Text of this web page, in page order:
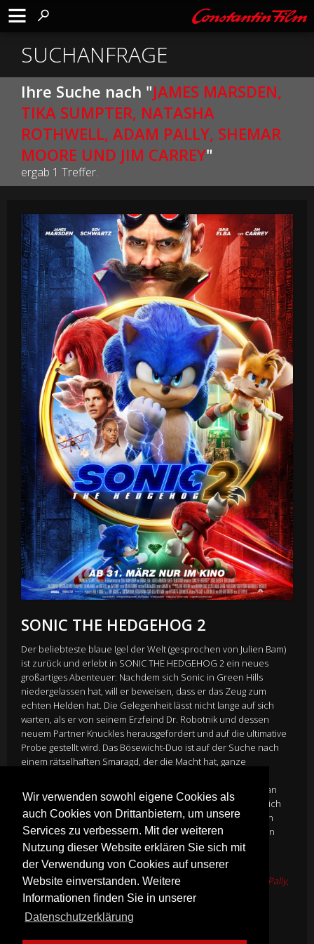
Wir verwenden sowohl eigene Cookies als
auch Cookies von Drittanbietern, um unsere
Services zu verbessern. Mit der weiteren
Nutzung dieser Website erklären Sie sich mit
der Verwendung von Cookies auf unserer
Website einverstanden. Weitere
Informationen finden Sie in unserer
Datenschutzerklärung
SUCHANFRAGE
Ihre Suche nach "JAMES MARSDEN,
TIKA SUMPTER, NATASHA
ROTHWELL, ADAM PALLY, SHEMAR
MOORE UND JIM CARREY"
ergab 1 Treffer.
SONIC THE HEDGEHOG 2
Der beliebteste blaue Igel der Welt (gesprochen von Julien Bam)
ist zurück und erlebt in SONIC THE HEDGEHOG 2 ein neues
großartiges Abenteuer: Nachdem sich Sonic in Green Hills
niedergelassen hat, will er beweisen, dass er das Zeug zum
echten Helden hat. Die Gelegenheit lässt nicht lange auf sich
warten, als er von seinem Erzfeind Dr. Robotnik und dessen
neuem Partner Knuckles herausgefordert und auf die ultimative
Probe gestellt wird. Das Bösewicht-Duo ist auf der Suche nach
einem rätselhaften Smaragd, der die Macht hat, ganze
energetischste Igel der Welt Verstärkung bekommt und fortan
Kumpel Tails an seiner Seite hat. Gemeinsam begeben sie sich
auf eine actiongeladene Reise rund um den Globus, um den
geheimnisvollen Edelstein zu finden, bevor er in die falschen
Hände gerät.
DirectorJeff Fowler
CastJames Marsden, Tika Sumpter, Natasha Rothwell, Adam Pally,
Shemar Moore und Jim Carrey
Genre:Animation
Mehr Infos